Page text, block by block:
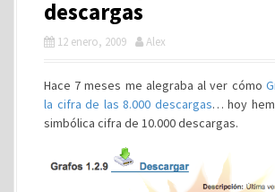
descargas
12 enero, 2009 Alex
Hace 7 meses me alegraba al ver cómo
la cifra de las 8.000 descargas… hoy
simbólica cifra de 10.000 descargas.